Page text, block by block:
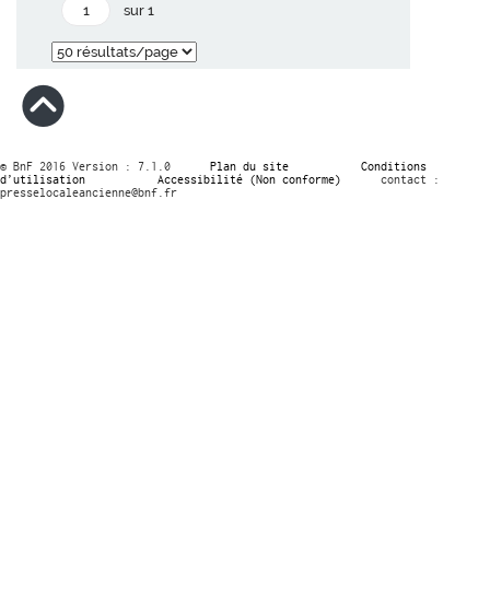
sur 1
© BnF 2016 Version : 7.1.0 Plan du site
Conditions
d’utilisation
Accessibilité (Non conforme)
contact :
presselocaleancienne@bnf.fr